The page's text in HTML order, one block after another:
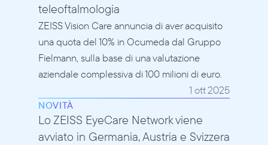
teleoftalmologia
ZEISS Vision Care annuncia di aver acquisito
una quota del 10% in Ocumeda dal Gruppo
Fielmann, sulla base di una valutazione
aziendale complessiva di 100 milioni di euro.
1 ott 2025
NOVITÀ
Lo ZEISS EyeCare Network viene
avviato in Germania, Austria e Svizzera